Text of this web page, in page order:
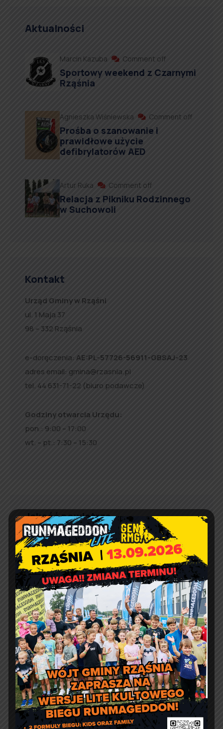
Aktualności
Marcin Kazuba Comment off
Sportowy weekend z Czarnymi
Rząśnia
Agnieszka Wiśniewska Comment off
Prośba o szanowanie i
prawidłowe użycie
defibrylatorów AED
Artur Ruka Comment off
Relacja z Pikniku Rodzinnego
w Suchowoli
Kontakt
Urząd Gminy w Rząśni
ul. 1 Maja 37
98 – 332 Rząśnia
e-doręczenia: AE:PL-57726-56911-GBSAJ-23
adres email: gmina@rzasnia.pl
tel. 44 631-71-22 (biuro podawcze)
Godziny otwarcia Urzędu:
pon.: 9:00 – 17:00
wt. – pt.: 7:30 – 15:30
Jakość powietrza